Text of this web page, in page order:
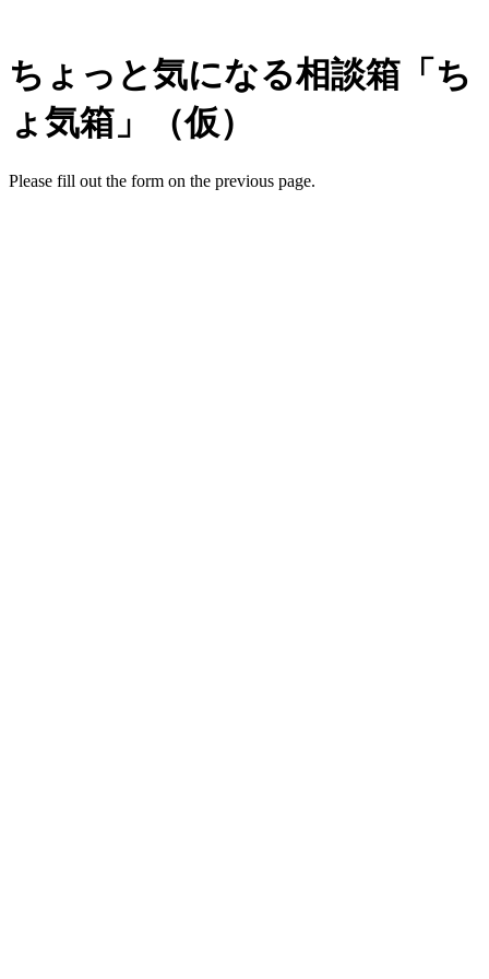
ちょっと気になる相談箱「ち
ょ気箱」（仮）
Please fill out the form on the previous page.